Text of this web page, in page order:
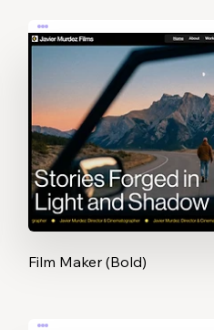
Film Maker (Bold)